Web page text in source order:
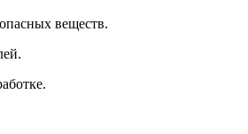
веществ.